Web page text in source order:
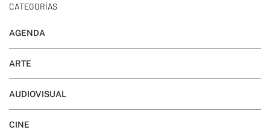
CATEGORÍAS
AGENDA
ARTE
AUDIOVISUAL
CINE